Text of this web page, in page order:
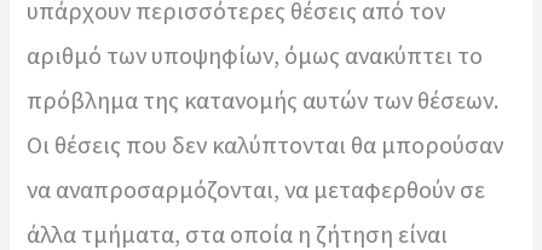
υπάρχουν περισσότερες θέσεις από τον
αριθμό των υποψηφίων, όμως ανακύπτει το
πρόβλημα της κατανομής αυτών των θέσεων.
Οι θέσεις που δεν καλύπτονται θα μπορούσαν
να αναπροσαρμόζονται, να μεταφερθούν σε
άλλα τμήματα, στα οποία η ζήτηση είναι